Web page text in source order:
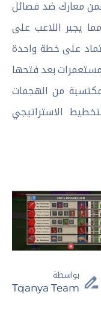
معارك ضد فصائل
يجبر اللاعب على
على خطة واحدة
بعد فتحها
من الهجمات
الاستراتيجي
بواسطة
Tqanya Team